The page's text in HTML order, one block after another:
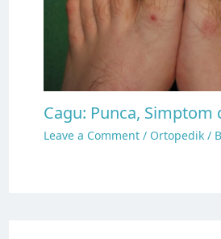
Cagu: Punca, Simptom
Leave a Comment / Ortopedik/